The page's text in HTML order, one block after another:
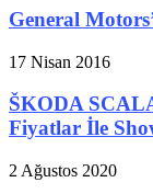
General
17 Nisan 2016
ŠKODA
Fiyatlar İle
2 Ağustos 2020